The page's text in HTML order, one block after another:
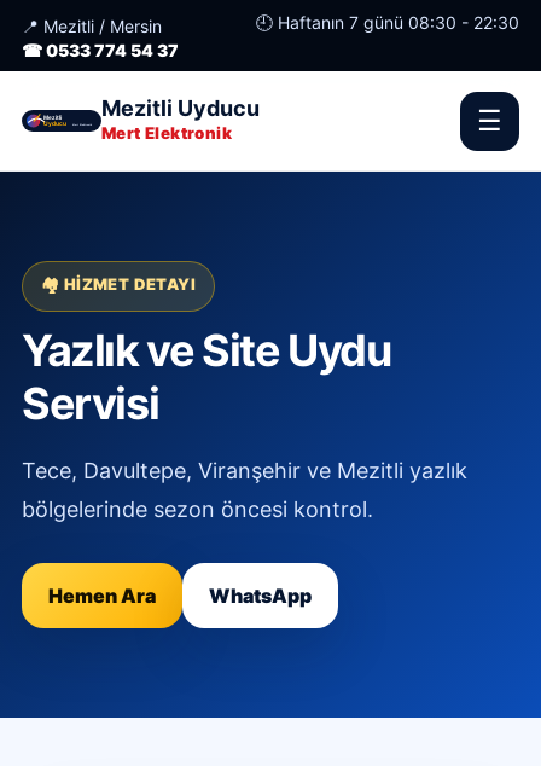
📍 Mezitli / Mersin
🕘 Haftanın 7 günü 08:30 - 22:30
☎ 0533 774 54 37
Mezitli Uyducu
Mert Elektronik ☰
🏘️ HIZMET DETAYI
Yazlık ve Site Uydu
Servisi
Tece, Davultepe, Viranşehir ve Mezitli yazlık
bölgelerinde sezon öncesi kontrol.
Hemen Ara WhatsApp